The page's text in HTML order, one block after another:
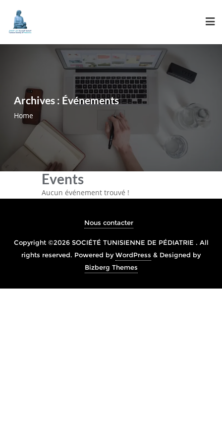
Archives : Événements
Home
Events
Aucun événement trouvé !
Nous contacter
Copyright ©2026 SOCIÉTÉ TUNISIENNE DE PÉDIATRIE . All
rights reserved. Powered byWordPress & Designed by
Bizberg Themes